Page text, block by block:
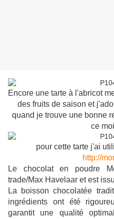
Encore une tarte à l'abricot
des fruits de saison et
quand je trouve une bonne
ce
pour cette tarte j'ai
http://
Le chocolat en poudre
trade/Max Havelaar et est
La boisson chocolatée
ingrédients ont été
garantit une qualité